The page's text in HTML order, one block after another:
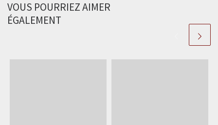
VOUS POURRIEZ AIMER
ÉGALEMENT